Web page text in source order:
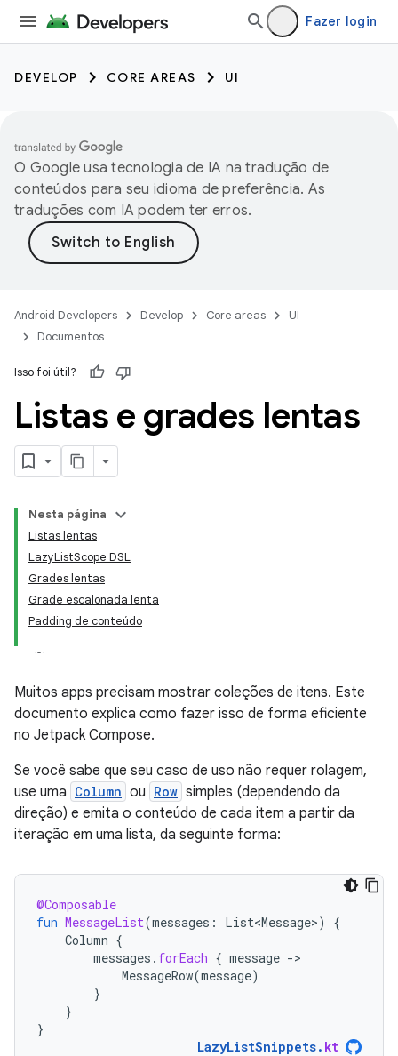
Fazer login
DEVELOP CORE AREAS UI
O Google usa tecnologia de IA na tradução de
conteúdos para seu idioma de preferência. As
traduções com IA podem ter erros.
Android Developers Develop Core areas
UI
Documentos
Isso foi útil?
Listas e grades lentas
Nesta página
Listas lentas
LazyListScope DSL
Grades lentas
Grade escalonada lenta
Padding de conteúdo
Muitos apps precisam mostrar coleções de itens. Este
documento explica como fazer isso de forma eficiente
no Jetpack Compose.
Se você sabe que seu caso de uso não requer rolagem,
use uma Column ou Row simples (dependendo da
direção) e emita o conteúdo de cada item a partir da
iteração em uma lista, da seguinte forma:
@Composable
fun MessageList(messages : List<Message>)
{
Column {
messages . forEach { message -
MessageRow(message)
}
}
}
LazyListSnippets. kt